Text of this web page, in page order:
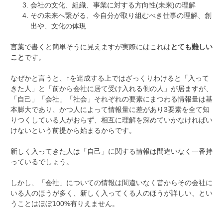
会社の文化、組織、事業に対する方向性(未来)の理解
その未来へ繋がる、今自分が取り組むべき仕事の理解、創
出や、文化の体現
言葉で書くと簡単そうに見えますが実際にはこれはとても難しい
ことです。
なぜかと言うと、↑を達成する上ではざっくりわけると「入って
きた人」と「前から会社に居て受け入れる側の人」が居ますが、
「自己」「会社」「社会」それぞれの要素にまつわる情報量は基
本膨大であり、かつ人によって情報量に差があり3要素を全て知
りつくしている人がおらず、相互に理解を深めていかなければい
けないという前提から始まるからです。
新しく入ってきた人は「自己」に関する情報は間違いなく一番持
っているでしょう。
しかし、「会社」についての情報は間違いなく昔からその会社に
いる人のほうが多く、新しく入ってくる人のほうが詳しい、とい
うことはほぼ100%有りえません。